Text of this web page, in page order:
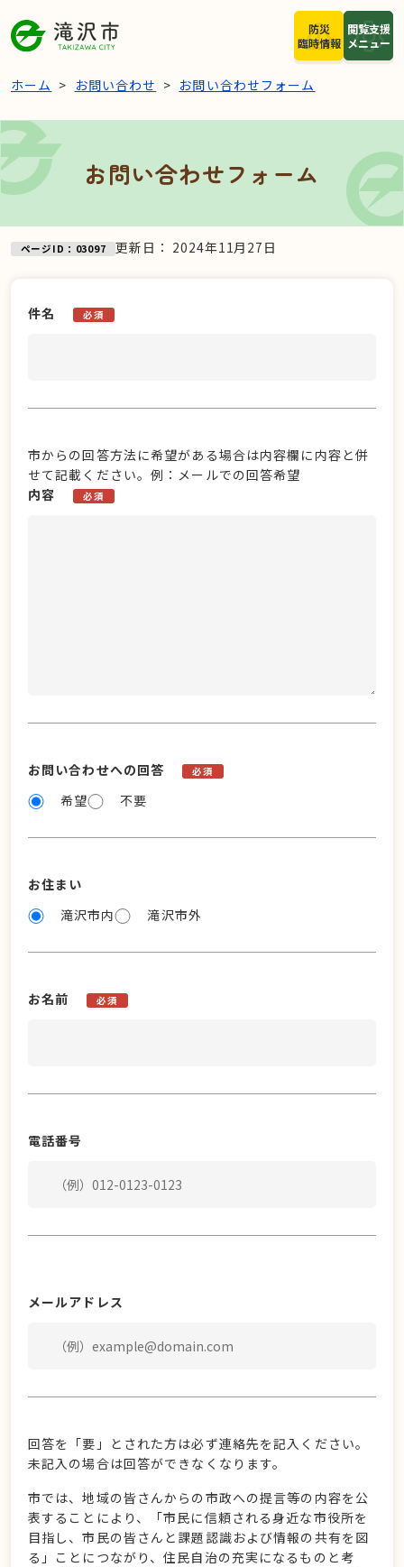
閲覧支援
メニュー
防災
臨時情報
ホーム お問い合わせ お問い合わせフォーム
お問い合わせフォーム
ページID：03097 更新日： 2024年11月27日
件名 必須
市からの回答方法に希望がある場合は内容欄に内容と併
せて記載ください。例：メールでの回答希望
内容
必須
お問い合わせへの回答 必須
希望 不要
お住まい
滝沢市内
滝沢市外
お名前 必須
電話番号
メールアドレス
回答を「要」とされた方は必ず連絡先を記入ください。
未記入の場合は回答ができなくなります。
市では、地域の皆さんからの市政への提言等の内容を公
表することにより、「市民に信頼される身近な市役所を
目指し、市民の皆さんと課題認識および情報の共有を図
る」ことにつながり、住民自治の充実になるものと考